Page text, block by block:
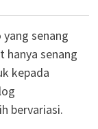
senang
hanya senang
kepada
bervariasi.